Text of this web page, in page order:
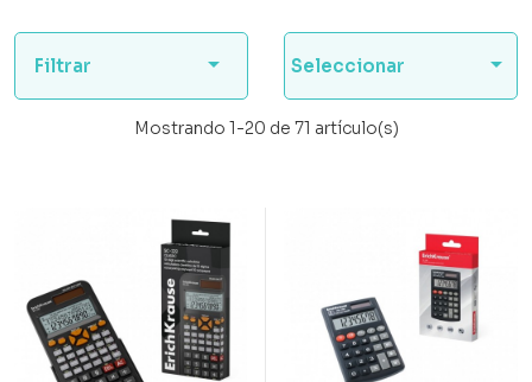
Filtrar  Seleccionar 
Mostrando 1-20 de 71 artículo(s)